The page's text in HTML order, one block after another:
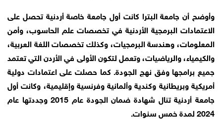
وأوضح أن جامعة البترا كانت أول جامعة خاصة أردنية تحصل على
الاعتمادات البرمجية الأردنية في تخصصات علم الحاسوب، وأمن
المعلومات، وهندسة البرمجيات، وكذلك تخصصات اللغة العربية،
والكيمياء، والرياضيات، وتعمل لتكون الأولى في الأردن التي تعتمد
جميع برامجها وفق نهج الجودة. كما حصلت على اعتمادات دولية
أمريكية وبريطانية وكندية وألمانية وفرنسية وإقليمية، وكانت أول
جامعة أردنية تنال شهادة ضمان الجودة عام 2015 وجددتها عام
2024 لمدة خمس سنوات.